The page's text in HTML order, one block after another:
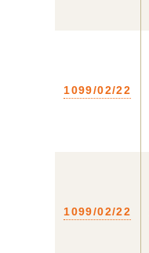
1099/02/22
1099/02/22